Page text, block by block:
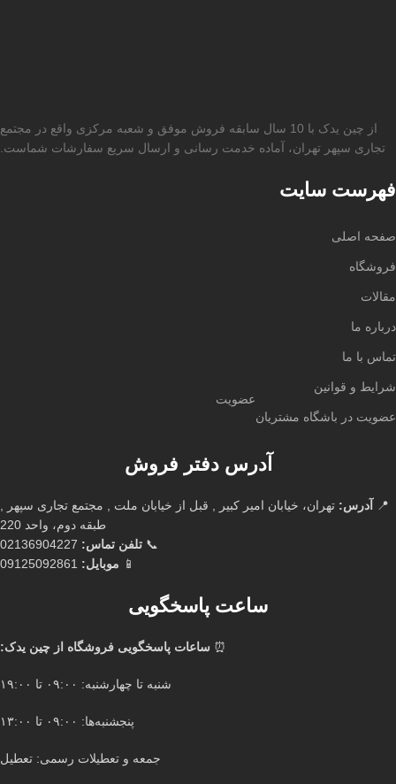
از چین یدک با 10 سال سابقه فروش موفق و شعبه مرکزی واقع در مجتمع
تجاری سپهر تهران، آماده خدمت رسانی و ارسال سریع سفارشات شماست.
فهرست سایت
صفحه اصلی
فروشگاه
مقالات
درباره ما
تماس با ما
شرایط و قوانین
عضویت در باشگاه مشتریان
عضویت
آدرس دفتر فروش
📍 آدرس: تهران، خیابان امیر کبیر , قبل از خیابان ملت , مجتمع تجاری سپهر ,
طبقه دوم، واحد 220
📞 تلفن تماس:
📱 موبایل:
ساعت پاسخگویی
⏰ ساعات پاسخگویی فروشگاه از چین یدک:
شنبه تا چهارشنبه: ۰۹:۰۰ تا ۱۹:۰۰
پنجشنبه‌ها: ۰۹:۰۰ تا ۱۳:۰۰
جمعه و تعطیلات رسمی: تعطیل